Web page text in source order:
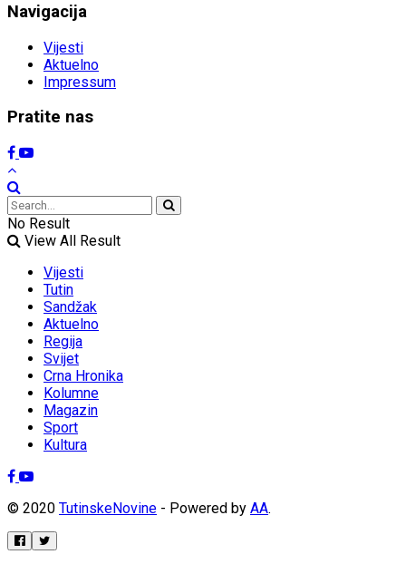
Navigacija
Vijesti
Aktuelno
Impressum
Pratite nas
No Result
View All Result
Vijesti
Tutin
Sandžak
Aktuelno
Regija
Svijet
Crna Hronika
Kolumne
Magazin
Sport
Kultura
© 2020 TutinskeNovine - Powered by AA.